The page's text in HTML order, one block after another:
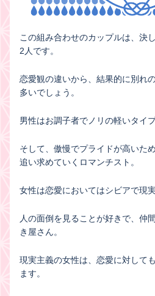
この組み合わせのカップルは、決
2人です。
恋愛観の違いから、結果的に別れ
多いでしょう。
男性はお調子者でノリの軽いタイプ
そして、傲慢でプライドが高いた
追い求めていくロマンチスト。
女性は恋愛においてはシビアで現
人の面倒を見ることが好きで、仲
き屋さん。
現実主義の女性は、恋愛に対して
ます。